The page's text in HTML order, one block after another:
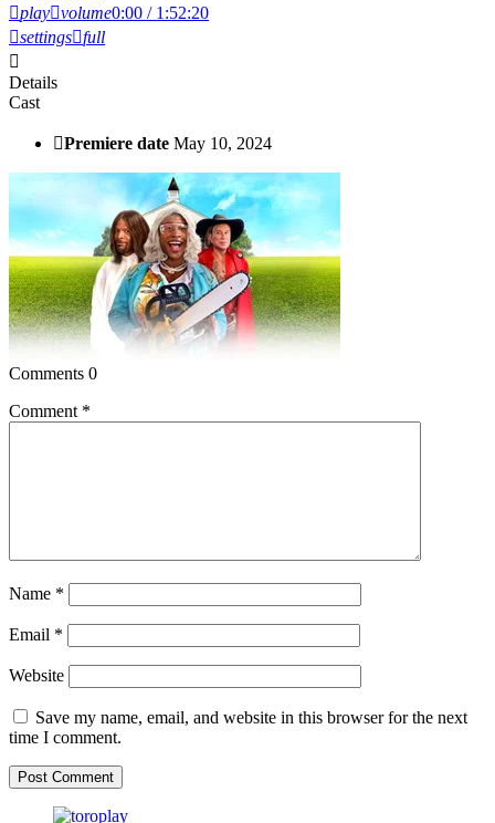
play volume0:00 / 1:52:20
settings full
Details
Cast
Premiere date May 10, 2024
Comments 0
Comment *
Name *
Email *
Website
Save my name, email, and website in this browser for the next
time I comment.